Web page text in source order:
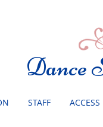
Dance
STAFF ACCESS